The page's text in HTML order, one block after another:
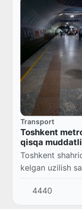
Transport
Toshkent
qisqa
Toshkent
kelgan uzilish
yoʻnalishlarida
4440